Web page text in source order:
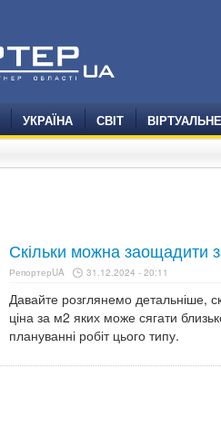
УКРАЇНА СВІТ
Скільки можна заощадити
РепортерUA 31.12.2024 - 20:11
Давайте розглянемо детальніше,
ціна за м2 яких може сягати
плануванні робіт цього типу.